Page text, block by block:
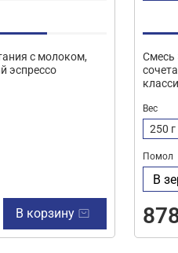
с молоком,
эспрессо
В корзину
Смесь
Вес
250 г
Помол